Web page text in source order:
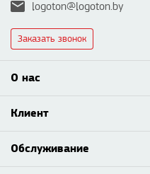
logoton@logoton.by
Заказать звонок
О нас
Клиент
Обслуживание